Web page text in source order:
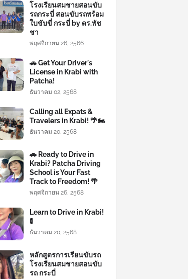
โรงเรียนสมชายสอนขับ
รถกระบี่ สอนขับรถพร้อม
ใบขับขี่ กระบี่ by ดร.พัช
ชา
พฤศจิกายน 26, 2566
🚗 Get Your Driver's
License in Krabi with
Patcha!
ธันวาคม 02, 2568
Calling all Expats &
Travelers in Krabi! 🌴🏍️
ธันวาคม 20, 2568
🚗 Ready to Drive in
Krabi? Patcha Driving
School is Your Fast
Track to Freedom! 🌴
พฤศจิกายน 26, 2568
Learn to Drive in Krabi!
🚦
ธันวาคม 20, 2568
หลักสูตรการเรียนขับรถ
โรงเรียนสมชายสอนขับ
รถ กระบี่